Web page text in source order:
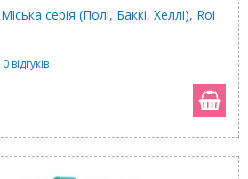
серія (Полі, Баккі, Хеллі), Roi
0 відгуків